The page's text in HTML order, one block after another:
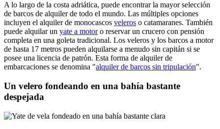
A lo largo de la costa adriática, puede encontrar la mayor selección
de barcos de alquiler de todo el mundo. Las múltiples opciones
incluyen el alquiler de monocascos veleros o catamaranes. También
puede alquilar un yate a motoro reservar un crucero con pensión
completa en una goleta tradicional. Los veleros y los barcos a motor
de hasta 17 metros pueden alquilarse a menudo sin capitán si se
posee una licencia de patrón. Esta forma de alquiler de
embarcaciones se denomina "alquiler de barcos sin tripulación".
Un velero fondeando en una bahía bastante
despejada